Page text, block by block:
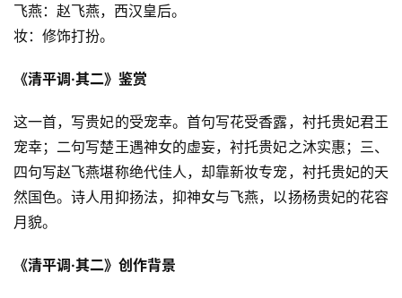
飞燕：赵飞燕，西汉皇后。
妆：修饰打扮。
《清平调·其二》鉴赏
这一首，写贵妃的受宠幸。首句写花受香露，衬托贵妃君王
宠幸；二句写楚王遇神女的虚妄，衬托贵妃之沐实惠；三、
四句写赵飞燕堪称绝代佳人，却靠新妆专宠，衬托贵妃的天
然国色。诗人用抑扬法，抑神女与飞燕，以扬杨贵妃的花容
月貌。
《清平调·其二》创作背景